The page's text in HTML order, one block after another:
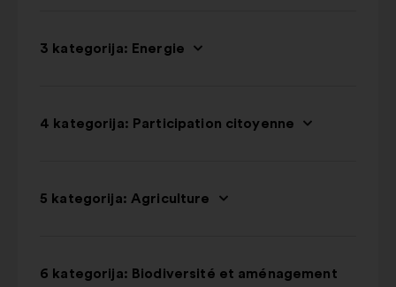
3 kategorija: Energie
4 kategorija: Participation citoyenne
5 kategorija: Agriculture
6 kategorija: Biodiversité et aménagement